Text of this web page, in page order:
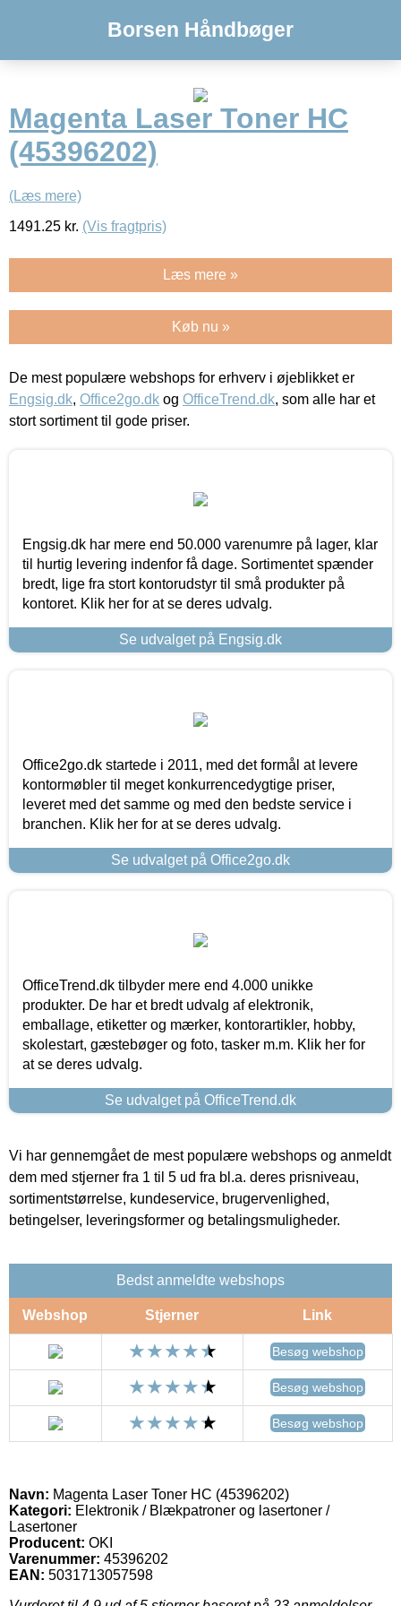
Borsen Håndbøger
Magenta Laser Toner HC
(45396202)
(Læs mere)
1491.25 kr. (Vis fragtpris)
Læs mere »
Køb nu »
De mest populære webshops for erhverv i øjeblikket er
Engsig.dk, Office2go.dk og OfficeTrend.dk, som alle har et
stort sortiment til gode priser.
Engsig.dk har mere end 50.000 varenumre på lager, klar
til hurtig levering indenfor få dage. Sortimentet spænder
bredt, lige fra stort kontorudstyr til små produkter på
kontoret. Klik her for at se deres udvalg.
Se udvalget på Engsig.dk
Office2go.dk startede i 2011, med det formål at levere
kontormøbler til meget konkurrencedygtige priser,
leveret med det samme og med den bedste service i
branchen. Klik her for at se deres udvalg.
Se udvalget på Office2go.dk
OfficeTrend.dk tilbyder mere end 4.000 unikke
produkter. De har et bredt udvalg af elektronik,
emballage, etiketter og mærker, kontorartikler, hobby,
skolestart, gæstebøger og foto, tasker m.m. Klik her for
at se deres udvalg.
Se udvalget på OfficeTrend.dk
Vi har gennemgået de mest populære webshops og anmeldt
dem med stjerner fra 1 til 5 ud fra bl.a. deres prisniveau,
sortimentstørrelse, kundeservice, brugervenlighed,
betingelser, leveringsformer og betalingsmuligheder.
Bedst anmeldte webshops
Webshop Stjerner Link
Besøg webshop
Besøg webshop
Besøg webshop
Navn: Magenta Laser Toner HC (45396202)
Kategori: Elektronik / Blækpatroner og lasertoner /
Lasertoner
Producent: OKI
Varenummer: 45396202
EAN: 5031713057598